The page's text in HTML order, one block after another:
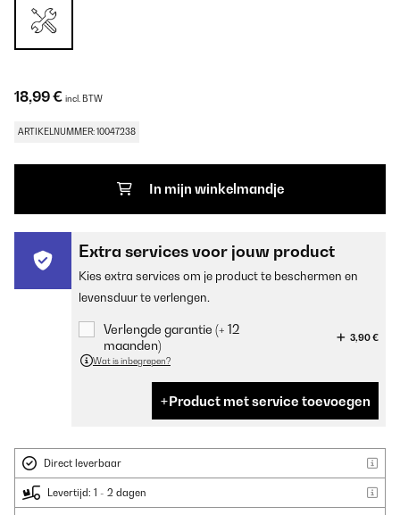
18,99 € incl. BTW
ARTIKELNUMMER: 10047238
In mijn winkelmandje
Extra services voor jouw product
Kies extra services om je product te beschermen en
levensduur te verlengen.
Verlengde garantie (+ 12
maanden)
3,90 €
Wat is inbegrepen?
Product met service toevoegen
Direct leverbaar
Levertijd: 1 - 2 dagen